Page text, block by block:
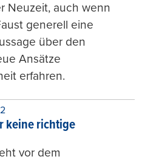
Neuzeit, auch wenn
generell eine
über den
Ansätze
erfahren.
2
keine richtige
vor dem